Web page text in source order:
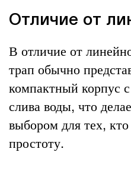
Отличие от
В отличие от
трап обычно
компактный корпус
слива воды, что
выбором для тех,
простоту.